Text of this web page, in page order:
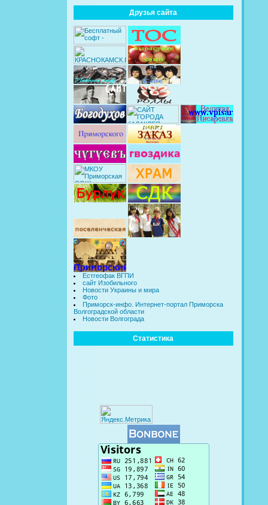
Друзья сайта
Естгеофак ВГПИ
сайт Изобильного
Новости Украины и мира
Фото
Приморск-инфо. Интернет-портал Приморска
Волгоградской области
Новости Волгограда
Статистика